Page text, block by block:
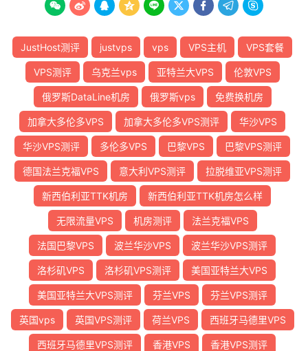
        
JustHost测评 justvps vps VPS主机 VPS套餐
VPS测评 乌克兰vps 亚特兰大VPS 伦敦VPS
俄罗斯DataLine机房 俄罗斯vps 免费换机房
加拿大多伦多VPS 加拿大多伦多VPS测评 华沙VPS
华沙VPS测评 多伦多VPS 巴黎VPS 巴黎VPS测评
德国法兰克福VPS 意大利VPS测评 拉脱维亚VPS测评
新西伯利亚TTK机房 新西伯利亚TTK机房怎么样
无限流量VPS 机房测评 法兰克福VPS
法国巴黎VPS 波兰华沙VPS 波兰华沙VPS测评
洛杉矶VPS 洛杉矶VPS测评 美国亚特兰大VPS
美国亚特兰大VPS测评 芬兰VPS 芬兰VPS测评
英国vps 英国VPS测评 荷兰VPS 西班牙马德里VPS
西班牙马德里VPS测评 香港VPS 香港VPS测评